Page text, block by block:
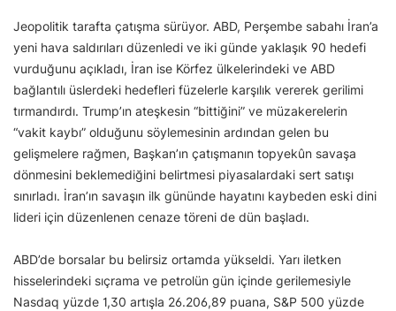
Jeopolitik tarafta çatışma sürüyor. ABD, Perşembe sabahı İran’a
yeni hava saldırıları düzenledi ve iki günde yaklaşık 90 hedefi
vurduğunu açıkladı, İran ise Körfez ülkelerindeki ve ABD
bağlantılı üslerdeki hedefleri füzelerle karşılık vererek gerilimi
tırmandırdı. Trump’ın ateşkesin “bittiğini” ve müzakerelerin
“vakit kaybı” olduğunu söylemesinin ardından gelen bu
gelişmelere rağmen, Başkan’ın çatışmanın topyekûn savaşa
dönmesini beklemediğini belirtmesi piyasalardaki sert satışı
sınırladı. İran’ın savaşın ilk gününde hayatını kaybeden eski dini
lideri için düzenlenen cenaze töreni de dün başladı.
ABD’de borsalar bu belirsiz ortamda yükseldi. Yarı iletken
hisselerindeki sıçrama ve petrolün gün içinde gerilemesiyle
Nasdaq yüzde 1,30 artışla 26.206,89 puana, S&P 500 yüzde